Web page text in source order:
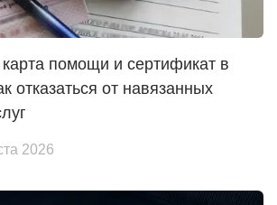
помощи и сертификат в
отказаться от навязанных
2026